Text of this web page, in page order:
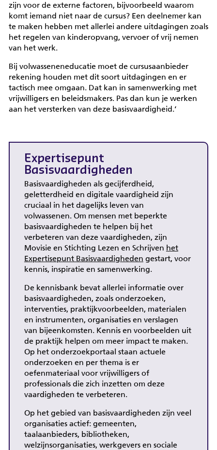
zijn voor de externe factoren, bijvoorbeeld waarom
komt iemand niet naar de cursus? Een deelnemer kan
te maken hebben met allerlei andere uitdagingen zoals
het regelen van kinderopvang, vervoer of vrij nemen
van het werk.
Bij volwasseneneducatie moet de cursusaanbieder
rekening houden met dit soort uitdagingen en er
tactisch mee omgaan. Dat kan in samenwerking met
vrijwilligers en beleidsmakers. Pas dan kun je werken
aan het versterken van deze basisvaardigheid.‘
Expertisepunt
Basisvaardigheden
Basisvaardigheden als gecijferdheid,
geletterdheid en digitale vaardigheid zijn
cruciaal in het dagelijks leven van
volwassenen. Om mensen met beperkte
basisvaardigheden te helpen bij het
verbeteren van deze vaardigheden, zijn
Movisie en Stichting Lezen en Schrijven het
Expertisepunt Basisvaardigheden gestart, voor
kennis, inspiratie en samenwerking.
De kennisbank bevat allerlei informatie over
basisvaardigheden, zoals onderzoeken,
interventies, praktijkvoorbeelden, materialen
en instrumenten, organisaties en verslagen
van bijeenkomsten. Kennis en voorbeelden uit
de praktijk helpen om meer impact te maken.
Op het onderzoekportaal staan actuele
onderzoeken en per thema is er
oefenmateriaal voor vrijwilligers of
professionals die zich inzetten om deze
vaardigheden te verbeteren.
Op het gebied van basisvaardigheden zijn veel
organisaties actief: gemeenten,
taalaanbieders, bibliotheken,
welzijnsorganisaties, werkgevers en sociale